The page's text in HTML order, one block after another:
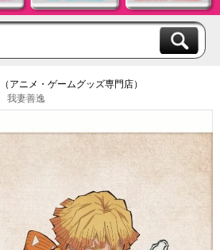
アニメ・ゲームグッズ専門店）
妻善逸